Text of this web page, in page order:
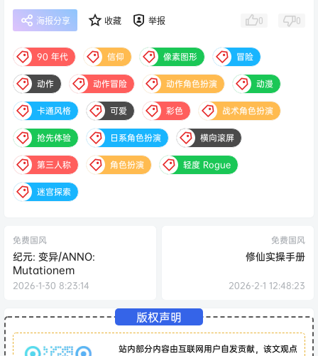
海报分享 收藏 举报 0 0
90 年代 信仰 像素图形 冒险
动作 动作冒险 动作角色扮演 动漫
卡通风格 可爱 彩色 战术角色扮演
抢先体验 日系角色扮演 横向滚屏
第三人称 角色扮演 轻度 Rogue
迷宫探索
免费国风
纪元: 变异/ANNO:
Mutationem
2026-1-30 8:23:14
免费国风
修仙实操手册
2026-2-1 12:48:23
版权声明
站内部分内容由互联网用户自发贡献，该文观点